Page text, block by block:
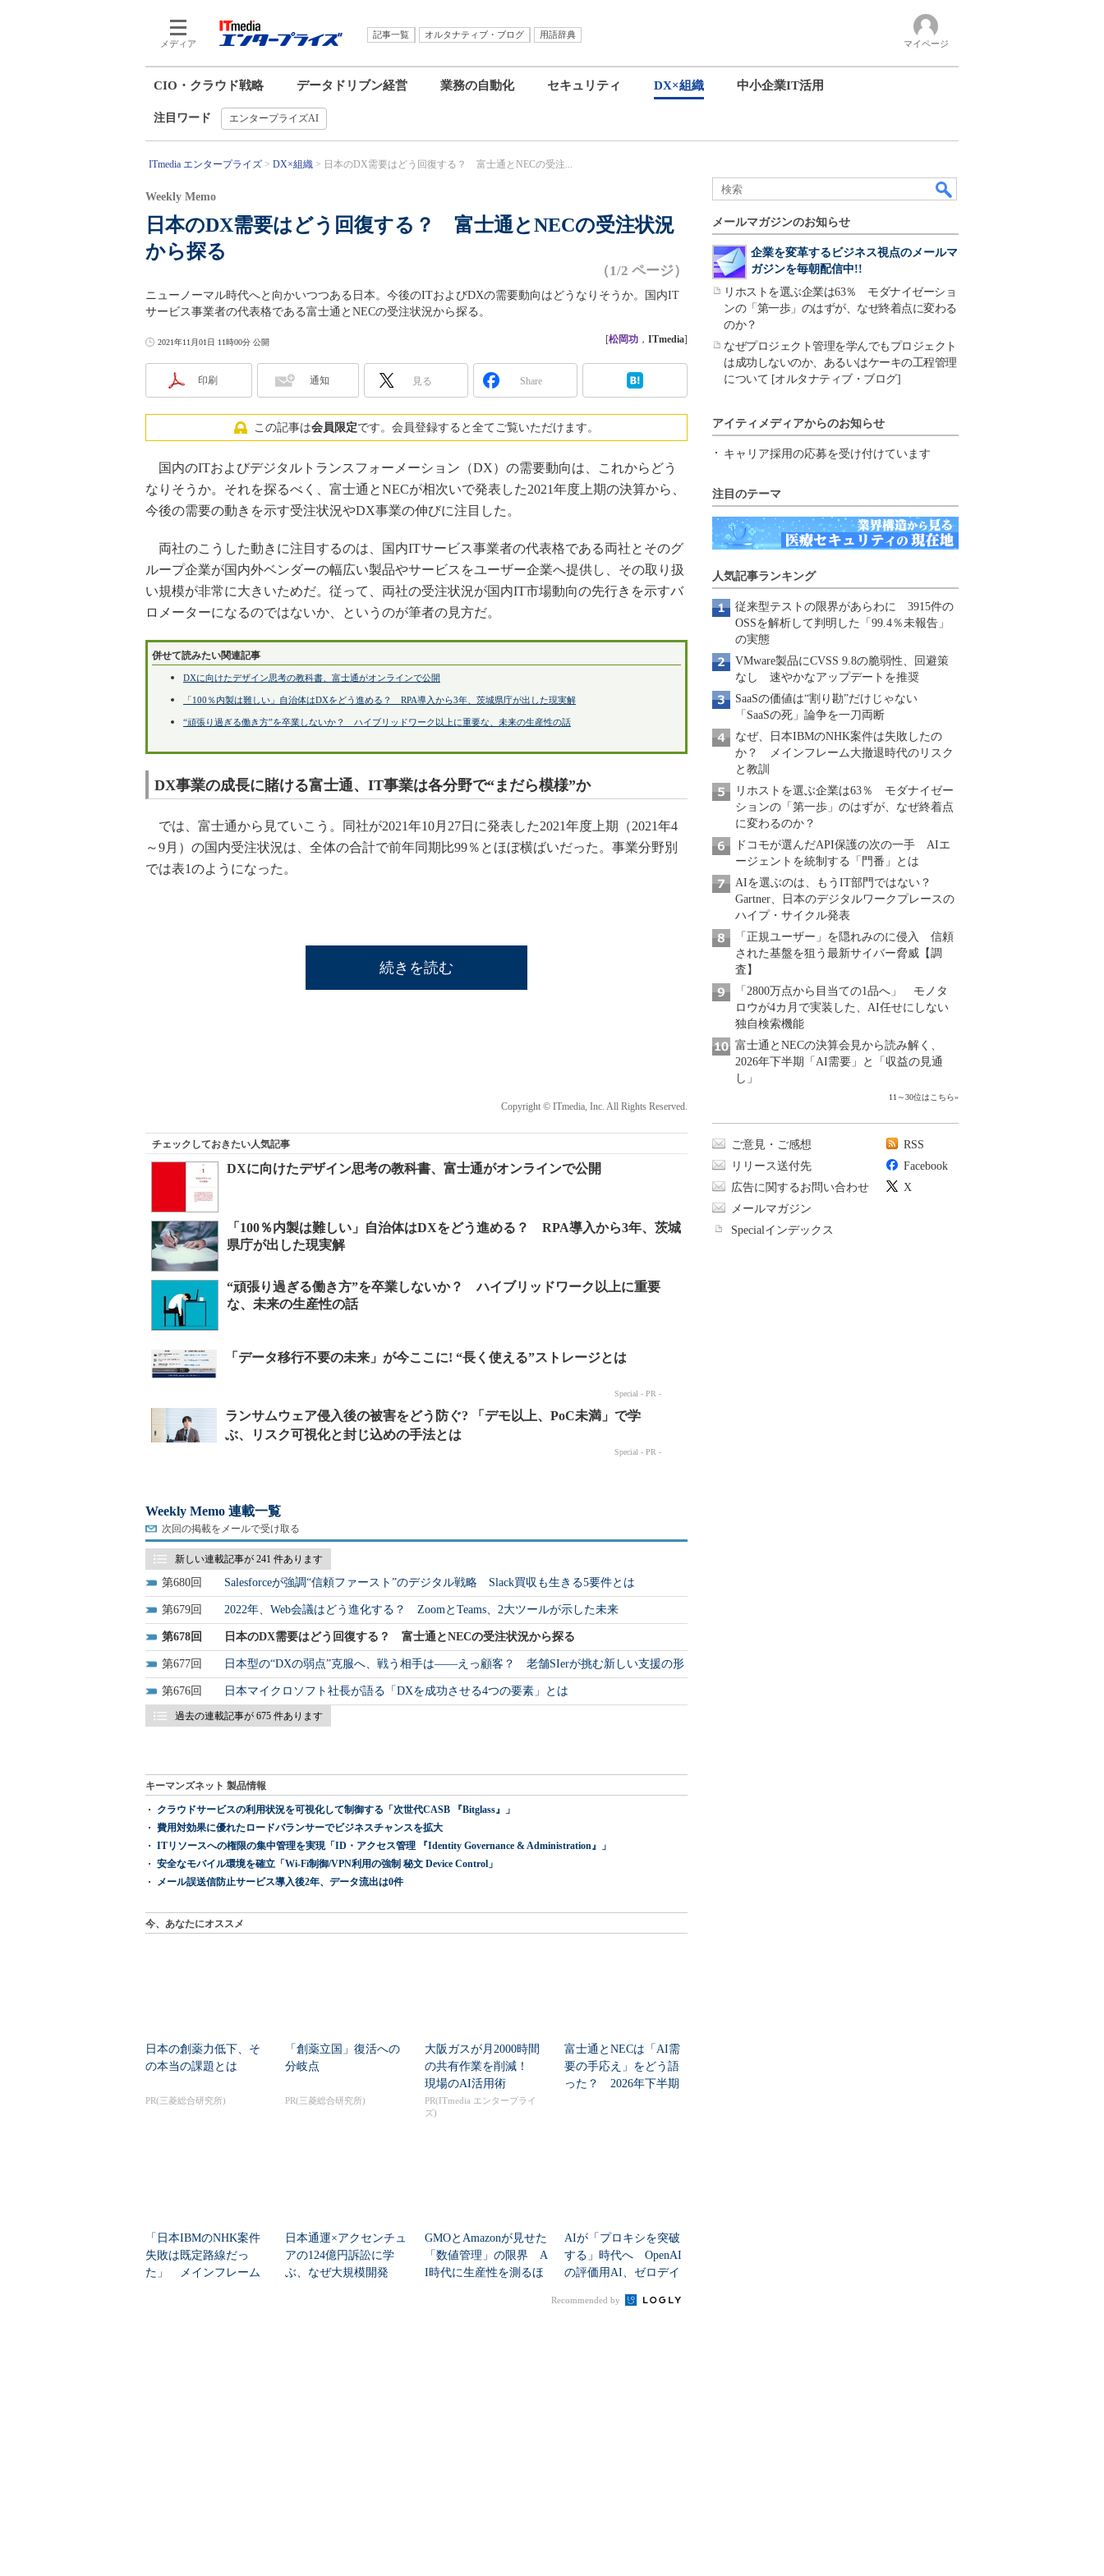
メディア
記事一覧 オルタナティブ・ブログ
用語辞典
マイページ
CIO・クラウド戦略 データドリブン経営 業務の自動化 セキュリティ DX×組織 中小企業IT活用
注目ワード エンタープライズAI
ITmedia エンタープライズ DX×組織 日本のDX需要はどう回復する？ 富士通とNECの受注...
日本のDX需要はどう回復する？ 富士通とNECの受注状況
から探る
Weekly Memo
（1/2 ページ）
ニューノーマル時代へと向かいつつある日本。今後のITおよびDXの需要動向はどうなりそうか。国内IT
サービス事業者の代表格である富士通とNECの受注状況から探る。
2021年11月01日 11時00分 公開 [松岡功 ， ITmedia]
印刷 通知 見る Share
この記事は会員限定です。会員登録すると全てご覧いただけます。
国内のITおよびデジタルトランスフォーメーション（DX）の需要動向は、これからどう
なりそうか。それを探るべく、富士通とNECが相次いで発表した2021年度上期の決算から、
今後の需要の動きを示す受注状況やDX事業の伸びに注目した。
両社のこうした動きに注目するのは、国内ITサービス事業者の代表格である両社とそのグ
ループ企業が国内外ベンダーの幅広い製品やサービスをユーザー企業へ提供し、その取り扱
い規模が非常に大きいためだ。従って、両社の受注状況が国内IT市場動向の先行きを示すバ
ロメーターになるのではないか、というのが筆者の見方だ。
併せて読みたい関連記事
DXに向けたデザイン思考の教科書、富士通がオンラインで公開
「100％内製は難しい」自治体はDXをどう進める？ RPA導入から3年、茨城県庁が出した現実解
“頑張り過ぎる働き方”を卒業しないか？ ハイブリッドワーク以上に重要な、未来の生産性の話
DX事業の成長に賭ける富士通、IT事業は各分野で“まだら模様”か
では、富士通から見ていこう。同社が2021年10月27日に発表した2021年度上期（2021年4
～9月）の国内受注状況は、全体の合計で前年同期比99％とほぼ横ばいだった。事業分野別
では表1のようになった。
続きを読む
Copyright © ITmedia, Inc. All Rights Reserved.
チェックしておきたい人気記事
DXに向けたデザイン思考の教科書、富士通がオンラインで公開
「100％内製は難しい」自治体はDXをどう進める？ RPA導入から3年、茨城
県庁が出した現実解
“頑張り過ぎる働き方”を卒業しないか？ ハイブリッドワーク以上に重要
な、未来の生産性の話
Weekly Memo 連載一覧
次回の掲載をメールで受け取る
新しい連載記事が 241 件あります
680 Salesforceが強調“信頼ファースト”のデジタル戦略 Slack買収も生きる5要件とは
679 2022年、Web会議はどう進化する？ ZoomとTeams、2大ツールが示した未来
678 日本のDX需要はどう回復する？ 富士通とNECの受注状況から探る
677 日本型の“DXの弱点”克服へ、戦う相手は――えっ顧客？ 老舗SIerが挑む新しい支援の形
676 日本マイクロソフト社長が語る「DXを成功させる4つの要素」とは
過去の連載記事が 675 件あります
キーマンズネット 製品情報
クラウドサービスの利用状況を可視化して制御する「次世代CASB 『Bitglass』」
費用対効果に優れたロードバランサーでビジネスチャンスを拡大
ITリソースへの権限の集中管理を実現「ID・アクセス管理 『Identity Governance & Administration』」
安全なモバイル環境を確立「Wi-Fi制御/VPN利用の強制 秘文 Device Control」
メール誤送信防止サービス導入後2年、データ流出は0件
今、あなたにオススメ
日本の創薬力低下、そ
の本当の課題とは
PR(三菱総合研究所)
「創薬立国」復活への
分岐点
PR(三菱総合研究所)
大阪ガスが月2000時間
の共有作業を削減！
現場のAI活用術
PR(ITmedia エンタープライ
ズ)
富士通とNECは「AI需
要の手応え」をどう語
った？ 2026年下半期
「日本IBMのNHK案件
失敗は既定路線だっ
た」 メインフレーム
日本通運×アクセンチュ
アの124億円訴訟に学
ぶ、なぜ大規模開発
GMOとAmazonが見せた
「数値管理」の限界 A
I時代に生産性を測るほ
AIが「プロキシを突破
する」時代へ OpenAI
の評価用AI、ゼロデイ
Recommended by
メールマガジンのお知らせ
企業を変革するビジネス視点のメールマ
ガジンを毎朝配信中!!
リホストを選ぶ企業は63％ モダナイゼーショ
ンの「第一歩」のはずが、なぜ終着点に変わる
のか？
なぜプロジェクト管理を学んでもプロジェクト
は成功しないのか、あるいはケーキの工程管理
について [オルタナティブ・ブログ]
アイティメディアからのお知らせ
キャリア採用の応募を受け付けています
注目のテーマ
人気記事ランキング
従来型テストの限界があらわに 3915件の
OSSを解析して判明した「99.4％未報告」
の実態
VMware製品にCVSS 9.8の脆弱性、回避策
なし 速やかなアップデートを推奨
SaaSの価値は“割り勘”だけじゃない
「SaaSの死」論争を一刀両断
なぜ、日本IBMのNHK案件は失敗したの
か？ メインフレーム大撤退時代のリスク
と教訓
リホストを選ぶ企業は63％ モダナイゼー
ションの「第一歩」のはずが、なぜ終着点
に変わるのか？
ドコモが選んだAPI保護の次の一手 AIエ
ージェントを統制する「門番」とは
AIを選ぶのは、もうIT部門ではない？
Gartner、日本のデジタルワークプレースの
ハイプ・サイクル発表
「正規ユーザー」を隠れみのに侵入 信頼
された基盤を狙う最新サイバー脅威【調
査】
「2800万点から目当ての1品へ」 モノタ
ロウが4カ月で実装した、AI任せにしない
独自検索機能
富士通とNECの決算会見から読み解く、
2026年下半期「AI需要」と「収益の見通
し」
11～30位はこちら»
ご意見・ご感想
リリース送付先
広告に関するお問い合わせ
メールマガジン
Specialインデックス
RSS
Facebook
X